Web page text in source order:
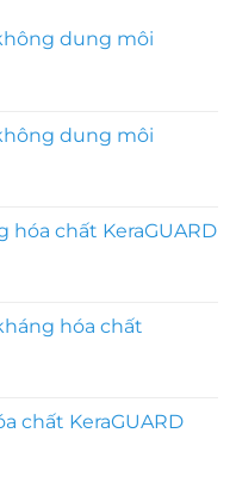
dung môi
dung môi
hóa chất KeraGUARD
hóa chất
chất KeraGUARD